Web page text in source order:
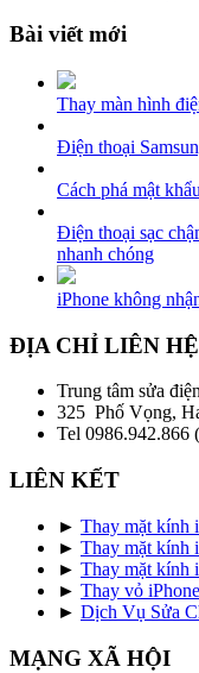
Bài viết mới
Thay màn hình
Điện thoại
Cách phá mật
Điện thoại sạc
nhanh chóng
iPhone không
ĐỊA CHỈ LIÊN HỆ
Trung tâm sửa
325 Phố Vọng,
Tel 0986.942.866
LIÊN KẾT
► Thay mặt kính
► Thay mặt kính
► Thay mặt kính
► Thay vỏ iPhone
► Dịch Vụ Sửa
MẠNG XÃ HỘI